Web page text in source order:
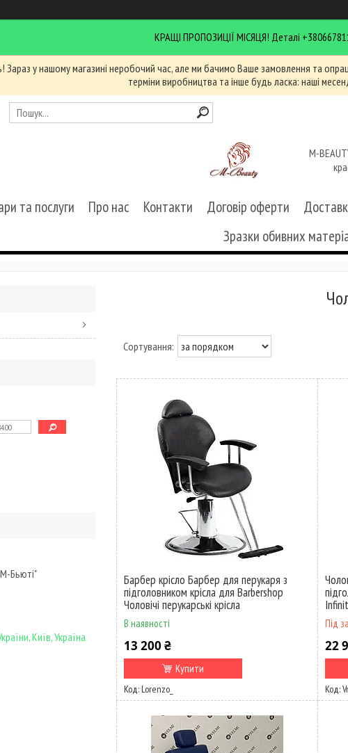
КРАЩІ ПРОПОЗИЦІЇ МІСЯЦЯ! Деталі
Зараз у нашому магазині неробочий час, але ми бачимо Ваше замовлення та
терміни виробництва та інше будь ласка: наші
M-
та послуги Про нас Контакти Договір оферти
Зразки обивних
Барбер крісло Барбер для перукаря з
підголовником крісла для Barbershop
Чоловічі перукарські крісла
В наявності
13 200 ₴
Купити
Lorenzo_
Під
22
Бьюті"
Київ, Україна